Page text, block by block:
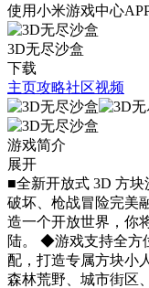
使用小米游戏中心
3D无尽沙盒
下载
主页攻略社区视频
游戏简介
展开
■全新开放式 3D 方
破坏、枪战冒险完美
造一个开放世界，你
陆。 ◆游戏支持全方
配，打造专属方块小
森林荒野、城市街区